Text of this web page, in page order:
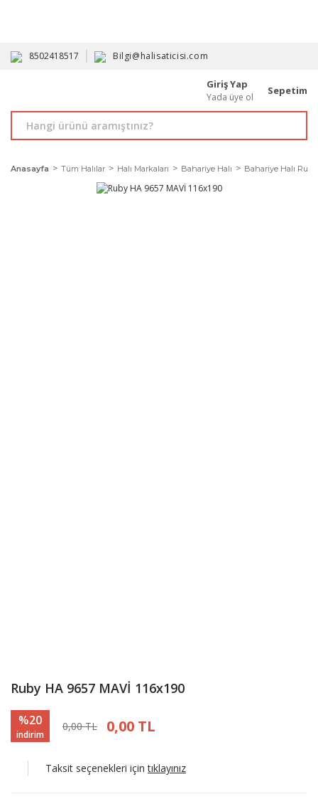
8502418517 Bilgi@halisaticisi.com
Giriş Yap
Yada üye ol
Sepetim
Anasayfa Tüm Halılar Halı Markaları Bahariye Halı Bahariye Halı Ruby
Ruby HA 9657 MAVİ 116x190
%20
indirim
0,00 TL 0,00 TL
Taksit seçenekleri içintıklayınız